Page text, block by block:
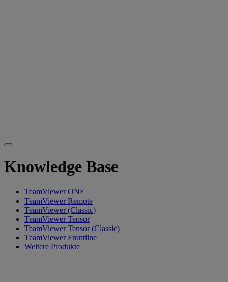
Knowledge Base
TeamViewer ONE
TeamViewer Remote
TeamViewer (Classic)
TeamViewer Tensor
TeamViewer Tensor (Classic)
TeamViewer Frontline
Weitere Produkte